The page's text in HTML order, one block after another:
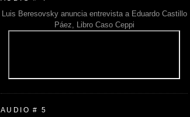
Luis Beresovsky anuncia entrevista a Eduardo Castillo
Páez, Libro Caso Ceppi
AUDIO # 5